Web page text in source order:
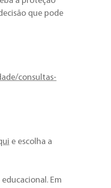
que pode
consultas-
e escolha a
Em